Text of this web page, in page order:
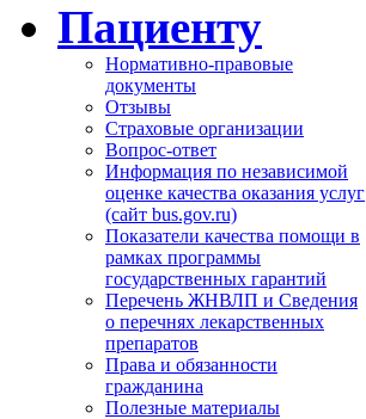
Пациенту
Нормативно-правовые
документы
Отзывы
Страховые организации
Вопрос-ответ
Информация по независимой
оценке качества оказания услуг
(сайт bus.gov.ru)
Показатели качества помощи в
рамках программы
государственных гарантий
Перечень ЖНВЛП и Сведения
о перечнях лекарственных
препаратов
Права и обязанности
гражданина
Полезные материалы